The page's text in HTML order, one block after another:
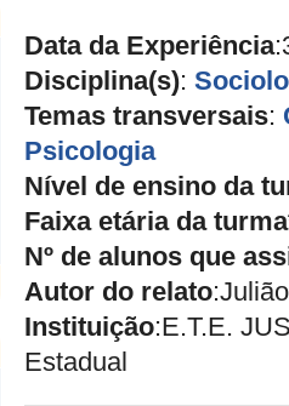
Data da Experiência:
Disciplina(s):
Temas transversais:
Psicologia
Nível de ensino da
Faixa etária da
Nº de alunos que
Autor do relato:
Instituição:E.T.E.
Estadual